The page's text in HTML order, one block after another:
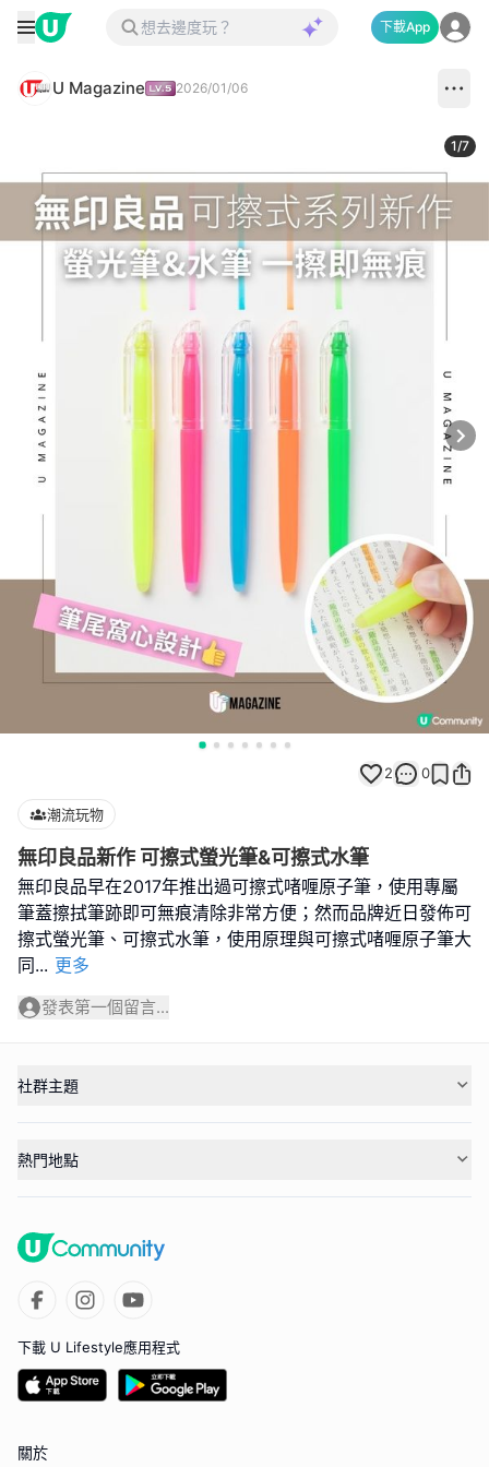
下載App
U Magazine 2026/01/06
1/7
2 0
潮流玩物
無印良品新作 可擦式螢光筆&可擦式水筆
無印良品早在2017年推出過可擦式啫喱原子筆，使用專屬
筆蓋擦拭筆跡即可無痕清除非常方便；然而品牌近日發佈可
擦式螢光筆、可擦式水筆，使用原理與可擦式啫喱原子筆大
同... 更多
發表第一個留言...
社群主題
熱門地點
下載 U Lifestyle應用程式
關於